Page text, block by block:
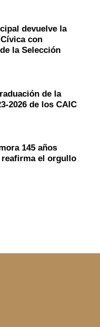
devuelve la
con
la Selección
de la
2026 de los CAIC
145 años
el orgullo